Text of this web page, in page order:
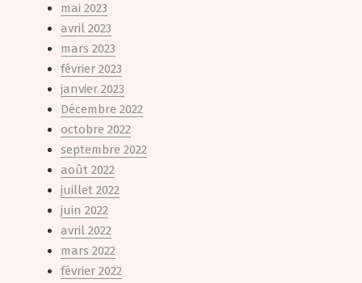
mai 2023
avril 2023
mars 2023
février 2023
janvier 2023
Décembre 2022
octobre 2022
septembre 2022
août 2022
juillet 2022
juin 2022
avril 2022
mars 2022
février 2022